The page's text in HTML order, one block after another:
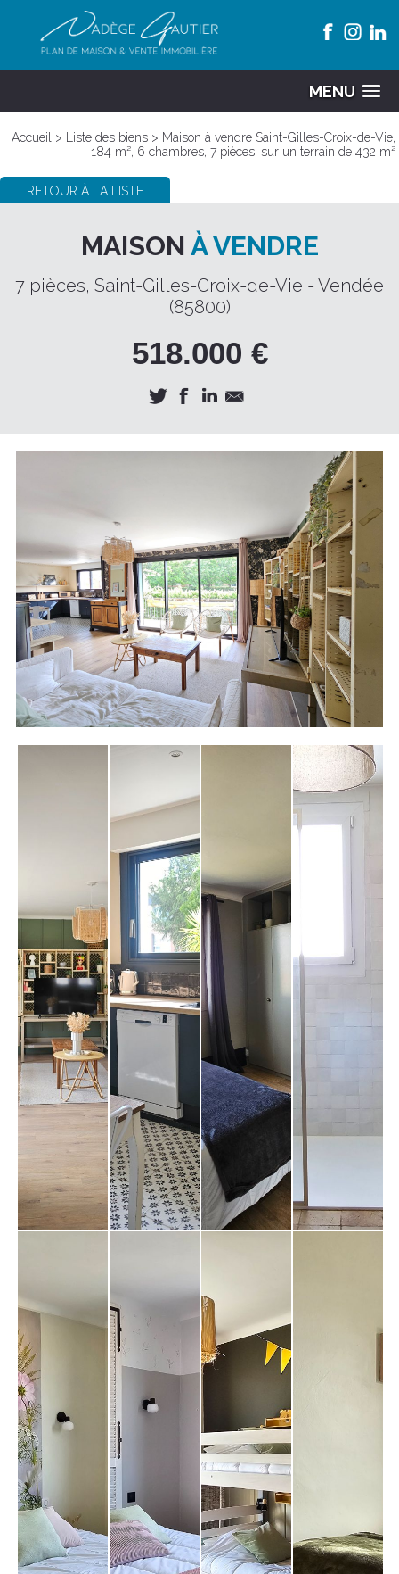
MENU
Accueil > Liste des biens> Maison à vendre Saint-Gilles-Croix-de-Vie,
184 m², 6 chambres, 7 pièces, sur un terrain de 432 m²
RETOUR À LA LISTE
MAISON À VENDRE
7 pièces, Saint-Gilles-Croix-de-Vie - Vendée
(85800)
518.000 €
Panneau de gestion des cookies